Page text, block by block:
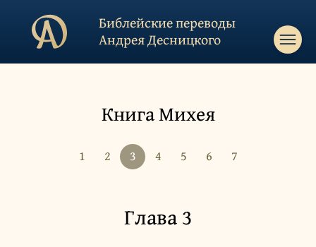
Библейские переводы
Андрея Десницкого
Книга Михея
1 2 3 4 5 6 7
Глава 3